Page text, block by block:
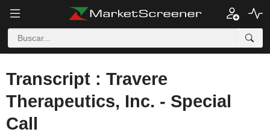
Transcript : Travere
Therapeutics, Inc. - Special
Call